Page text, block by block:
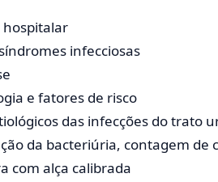
hospitalar
infecciosas
e fatores de risco
das infecções do trato
da bacteriúria, contagem de
com alça calibrada